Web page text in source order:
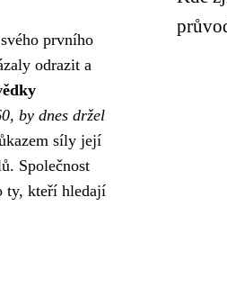
prvního
odrazit a
by dnes držel
síly její
Společnost
ty, kteří hledají